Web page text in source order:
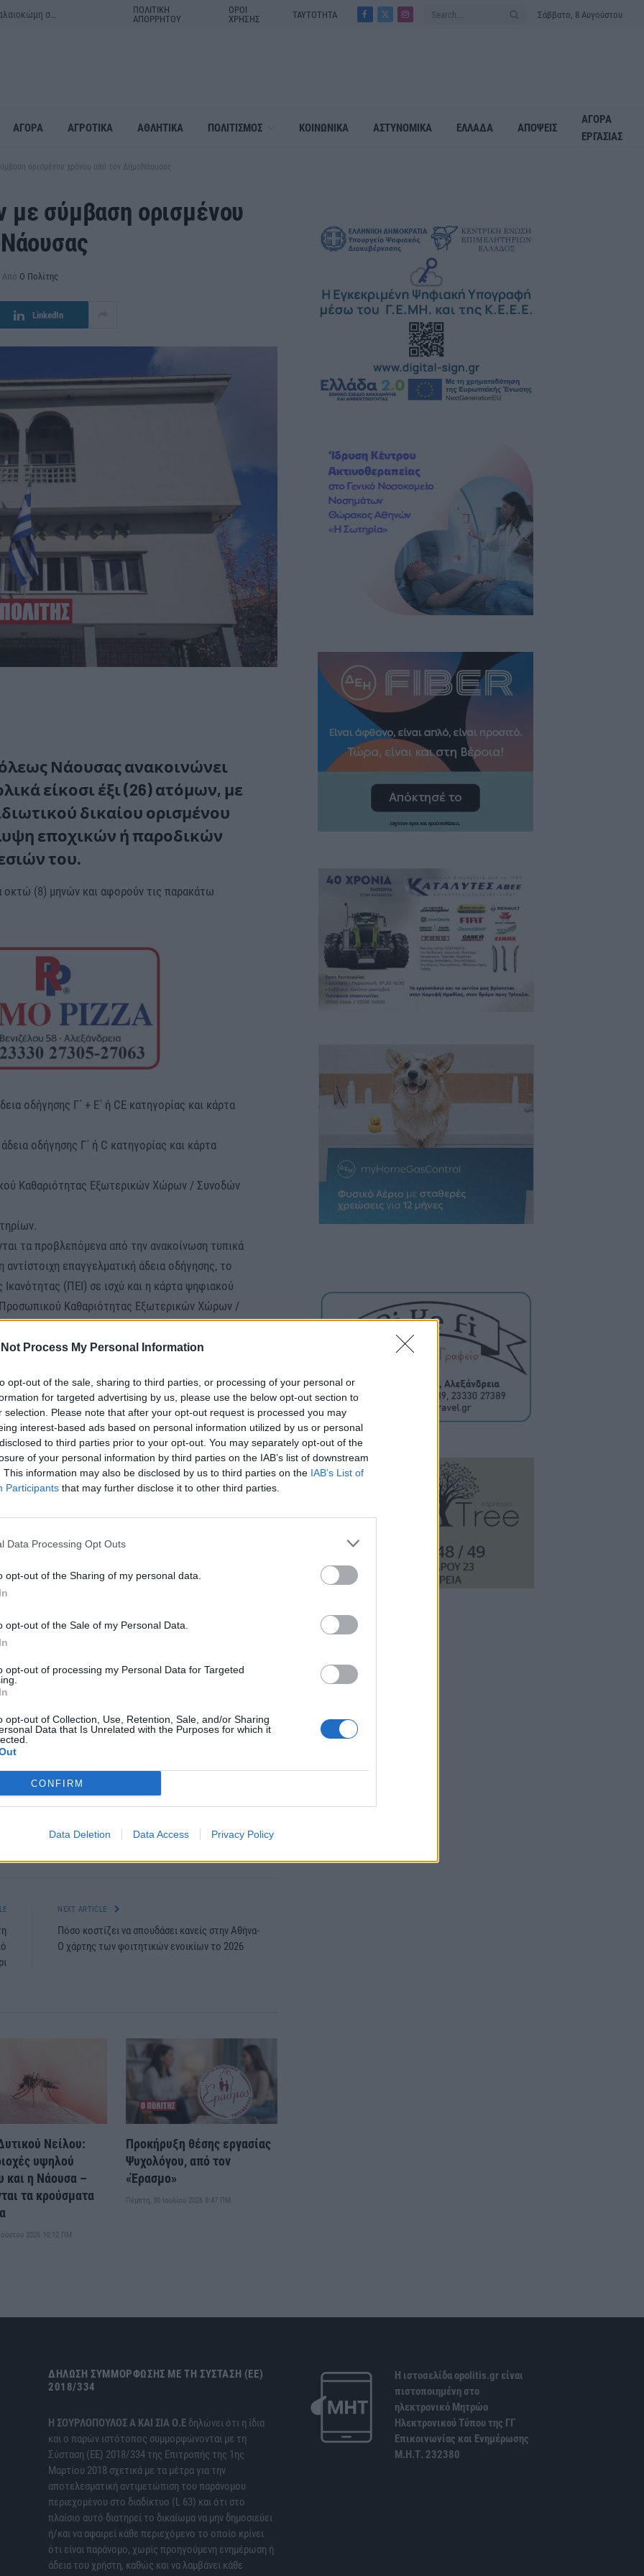
Not Process My Personal Information
opt-out of the sale, sharing to third parties, or processing of your personal or
for targeted advertising by us, please use the below opt-out section to
selection. Please note that after your opt-out request is processed you may
interest-based ads based on personal information utilized by us or personal
to third parties prior to your opt-out. You may separately opt-out of the
of your personal information by third parties on the IAB’s list of downstream
This information may also be disclosed by us to third parties on the IAB’s List of
Participants that may further disclose it to other third parties.
Data Processing Opt Outs
opt-out of the Sharing of my personal data.
opt-out of the Sale of my Personal Data.
opt-out of processing my Personal Data for Targeted
opt-out of Collection, Use, Retention, Sale, and/or Sharing
Data that Is Unrelated with the Purposes for which it
CONFIRM
Data Deletion Data Access Privacy Policy
ΠΟΛΙΤΙΚΗ
ΑΠΟΡΡΗΤΟΥ
ΟΡΟΙ
ΧΡΗΣΗΣ
ΤΑΥΤΟΤΗΤΑ
Facebook
X
Instagram
Σάββατο, 8 Αυγούστου
ΑΓΟΡΑ ΑΓΡΟΤΙΚΑ ΑΘΛΗΤΙΚΑ ΠΟΛΙΤΙΣΜΟΣ ΚΟΙΝΩΝΙΚΑ ΑΣΤΥΝΟΜΙΚΑ ΕΛΛΑΔΑ ΑΠΟΨΕΙΣ
ΑΓΟΡΑ
ΕΡΓΑΣΙΑΣ
ορισμένου χρόνου από τον ΔήμοΝάουσας
σύμβαση ορισμένου
Από Ο Πολίτης
LinkedIn
Νάουσας ανακοινώνει
είκοσι έξι (26) ατόμων, με
δικαίου ορισμένου
εποχικών ή παροδικών
του.
οκτώ (8) μηνών και αφορούν τις παρακάτω
οδήγησης Γ΄ + Ε΄ ή CE κατηγορίας και κάρτα
οδήγησης Γ΄ ή C κατηγορίας και κάρτα
Καθαριότητας Εξωτερικών Χώρων / Συνοδών
τα προβλεπόμενα από την ανακοίνωση τυπικά
επαγγελματική άδεια οδήγησης, το
(ΠΕΙ) σε ισχύ και η κάρτα ψηφιακού
Προσωπικού Καθαριότητας Εξωτερικών Χώρων /
Εργατών Κοιμητηρίων δεν απαιτούνται ειδικά
συμπληρώσουν την αίτηση με κωδικό ΕΝΤΥΠΟ
μαζί με τα απαιτούμενα δικαιολογητικά,
έως και τη Δευτέρα 20 Ιουλίου 2026.
να γίνει είτε αυτοπροσώπως, είτε μέσω
ταχυδρομικά με συστημένη επιστολή, στη
Δημ. Βλάχου 30, Τ.Κ. 59200, Νάουσα Γραφείο
Υπόψη: κας Αικατερίνης Γιατζιτζοπούλου, κας
Ματάτη Τηλέφωνα επικοινωνίας: 23323
το εμπρόθεσμο της αίτησης κρίνεται με
φάκελος αποστολής.
του Δήμου Ηρωικής Πόλεως Νάουσας, με ΑΔΑ:
στον χώρο ανακοινώσεων του Δημοτικού
του Δήμου Νάουσας, www.naoussa.gr.
Pinterest LinkedIn Tumblr Telegram Email
NEXT ARTICLE
Πόσο κοστίζει να σπουδάσει κανείς στην Αθήνα-
Ο χάρτης των φοιτητικών ενοικίων το 2026
Νείλου:
υψηλού
και η Νάουσα –
τα κρούσματα
2026 10:12 ΠΜ
Προκήρυξη θέσης εργασίας
Ψυχολόγου, από τον
«Έρασμο»
Πέμπτη, 30 Ιουλίου 2026 8:47 ΠΜ
ΔΉΛΩΣΗ ΣΥΜΜΌΡΦΩΣΗΣ ΜΕ ΤΗ ΣΎΣΤΑΣΗ (ΕΕ)
2018/334
H ΣΟΥΡΛΟΠΟΥΛΟΣ Α ΚΑΙ ΣΙΑ Ο.Ε δηλώνει ότι η ίδια
και ο παρών ιστότοπος συμμορφώνονται με τη
Σύσταση (ΕΕ) 2018/334 της Επιτροπής της 1ης
Μαρτίου 2018 σχετικά με τα μέτρα για την
αποτελεσματική αντιμετώπιση του παράνομου
περιεχομένου στο διαδίκτυο (L 63) και ότι στο
πλαίσιο αυτό διατηρεί το δικαίωμα να μην δημοσιεύει
ή/και να αφαιρεί κάθε περιεχόμενο το οποίο κρίνει
ότι είναι παράνομο, χωρίς προηγούμενη ενημέρωση ή
άδεια του χρήστη, καθώς και να λαμβάνει κάθε
Η ιστοσελίδα opolitis.gr είναι
πιστοποιημένη στο
ηλεκτρονικό Μητρώο
Ηλεκτρονικού Τύπου της ΓΓ
Επικοινωνίας και Ενημέρωσης
Μ.Η.Τ. 232380